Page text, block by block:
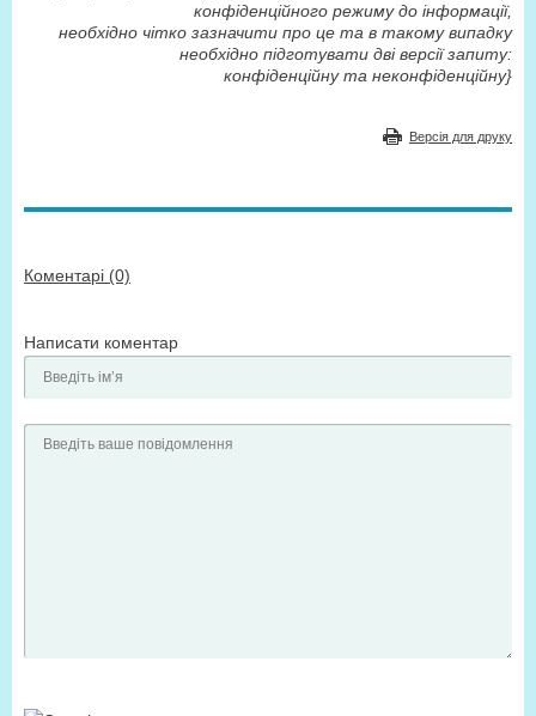
конфіденційного режиму до інформації,
необхідно чітко зазначити про це та в такому випадку
необхідно підготувати дві версії запиту:
конфіденційну та неконфіденційну}
Версія для друку
Коментарі (0)
Написати коментар